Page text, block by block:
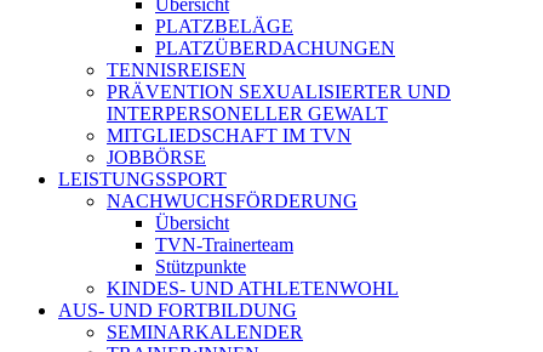
Übersicht
PLATZBELÄGE
PLATZÜBERDACHUNGEN
TENNISREISEN
PRÄVENTION SEXUALISIERTER UND
INTERPERSONELLER GEWALT
MITGLIEDSCHAFT IM TVN
JOBBÖRSE
LEISTUNGSSPORT
NACHWUCHSFÖRDERUNG
Übersicht
TVN-Trainerteam
Stützpunkte
KINDES- UND ATHLETENWOHL
AUS- UND FORTBILDUNG
SEMINARKALENDER